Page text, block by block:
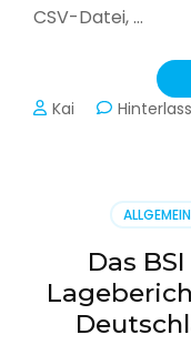
CSV-Datei, …
Kai
ALLGEMEIN
Das